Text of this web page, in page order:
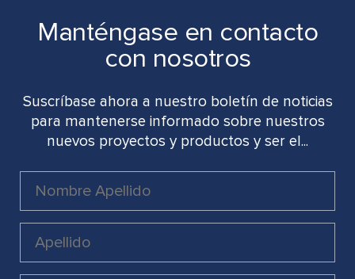
Manténgase en contacto
con nosotros
Suscríbase ahora a nuestro boletín de noticias
para mantenerse informado sobre nuestros
nuevos proyectos y productos y ser el...